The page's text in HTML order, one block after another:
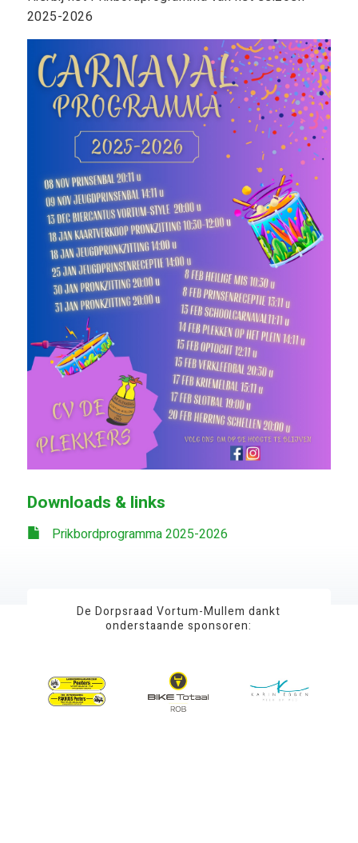
2025-2026
Downloads & links
Prikbordprogramma 2025-2026
De Dorpsraad Vortum-Mullem dankt
onderstaande sponsoren: